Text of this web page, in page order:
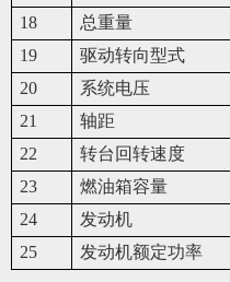
18 总重量
19
驱动转向型式
20
系统电压
21
轴距
22
转台回转速度
23
燃油箱容量
24
发动机
25
发动机额定功率